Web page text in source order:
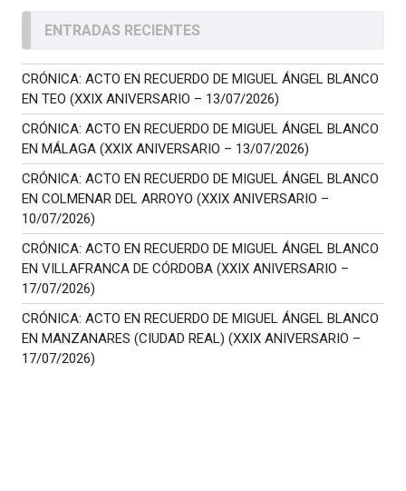
ENTRADAS RECIENTES
CRÓNICA: ACTO EN RECUERDO DE MIGUEL ÁNGEL BLANCO
EN TEO (XXIX ANIVERSARIO – 13/07/2026)
CRÓNICA: ACTO EN RECUERDO DE MIGUEL ÁNGEL BLANCO
EN MÁLAGA (XXIX ANIVERSARIO – 13/07/2026)
CRÓNICA: ACTO EN RECUERDO DE MIGUEL ÁNGEL BLANCO
EN COLMENAR DEL ARROYO (XXIX ANIVERSARIO –
10/07/2026)
CRÓNICA: ACTO EN RECUERDO DE MIGUEL ÁNGEL BLANCO
EN VILLAFRANCA DE CÓRDOBA (XXIX ANIVERSARIO –
17/07/2026)
CRÓNICA: ACTO EN RECUERDO DE MIGUEL ÁNGEL BLANCO
EN MANZANARES (CIUDAD REAL) (XXIX ANIVERSARIO –
17/07/2026)